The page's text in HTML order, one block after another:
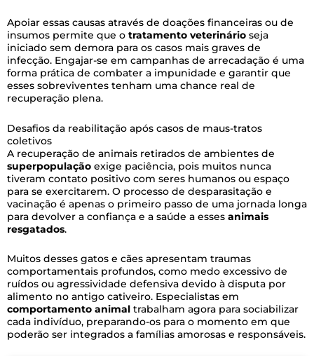
Apoiar essas causas através de doações financeiras ou de
insumos permite que o tratamento veterinário seja
iniciado sem demora para os casos mais graves de
infecção. Engajar-se em campanhas de arrecadação é uma
forma prática de combater a impunidade e garantir que
esses sobreviventes tenham uma chance real de
recuperação plena.
Desafios da reabilitação após casos de maus-tratos
coletivos
A recuperação de animais retirados de ambientes de
superpopulação exige paciência, pois muitos nunca
tiveram contato positivo com seres humanos ou espaço
para se exercitarem. O processo de desparasitação e
vacinação é apenas o primeiro passo de uma jornada longa
para devolver a confiança e a saúde a esses animais
resgatados.
Muitos desses gatos e cães apresentam traumas
comportamentais profundos, como medo excessivo de
ruídos ou agressividade defensiva devido à disputa por
alimento no antigo cativeiro. Especialistas em
comportamento animal trabalham agora para sociabilizar
cada indivíduo, preparando-os para o momento em que
poderão ser integrados a famílias amorosas e responsáveis.